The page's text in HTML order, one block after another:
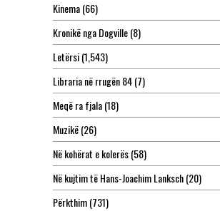
Kinema(66)
Kronikë nga Dogville(8)
Letërsi(1,543)
Libraria në rrugën 84(7)
Meqë ra fjala(18)
Muzikë(26)
Në kohërat e kolerës(58)
Në kujtim të Hans-Joachim Lanksch(20)
Përkthim(731)